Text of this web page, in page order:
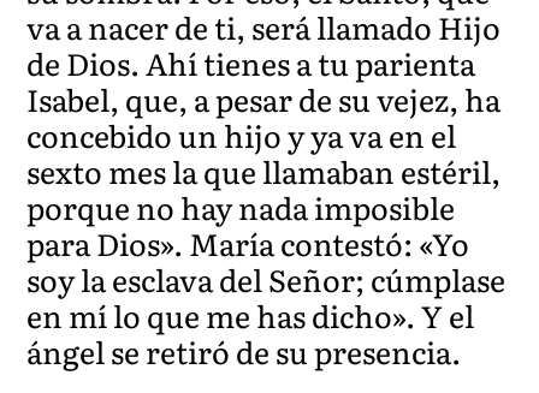
va a nacer de ti, será llamado Hijo
de Dios. Ahí tienes a tu parienta
Isabel, que, a pesar de su vejez, ha
concebido un hijo y ya va en el
sexto mes la que llamaban estéril,
porque no hay nada imposible
para Dios». María contestó: «Yo
soy la esclava del Señor; cúmplase
en mí lo que me has dicho». Y el
ángel se retiró de su presencia.